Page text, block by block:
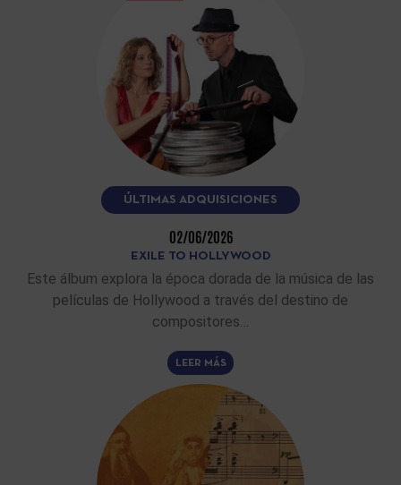
ÚLTIMAS ADQUISICIONES
02/06/2026
EXILE TO HOLLYWOOD
Este álbum explora la época dorada de la música de las
películas de Hollywood a través del destino de
compositores…
LEER MÁS